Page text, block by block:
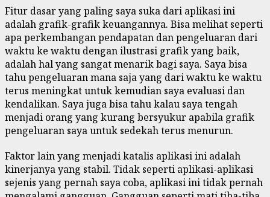
Fitur dasar yang paling saya suka dari aplikasi ini
adalah grafik-grafik keuangannya. Bisa melihat seperti
apa perkembangan pendapatan dan pengeluaran dari
waktu ke waktu dengan ilustrasi grafik yang baik,
adalah hal yang sangat menarik bagi saya. Saya bisa
tahu pengeluaran mana saja yang dari waktu ke waktu
terus meningkat untuk kemudian saya evaluasi dan
kendalikan. Saya juga bisa tahu kalau saya tengah
menjadi orang yang kurang bersyukur apabila grafik
pengeluaran saya untuk sedekah terus menurun.
Faktor lain yang menjadi katalis aplikasi ini adalah
kinerjanya yang stabil. Tidak seperti aplikasi-aplikasi
sejenis yang pernah saya coba, aplikasi ini tidak pernah